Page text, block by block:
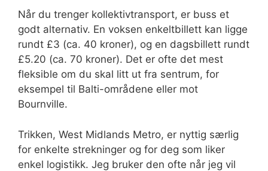
Når du trenger kollektivtransport, er buss et
godt alternativ. En voksen enkeltbillett kan ligge
rundt £3 (ca. 40 kroner), og en dagsbillett rundt
£5.20 (ca. 70 kroner). Det er ofte det mest
fleksible om du skal litt ut fra sentrum, for
eksempel til Balti-områdene eller mot
Bournville.
Trikken, West Midlands Metro, er nyttig særlig
for enkelte strekninger og for deg som liker
enkel logistikk. Jeg bruker den ofte når jeg vil